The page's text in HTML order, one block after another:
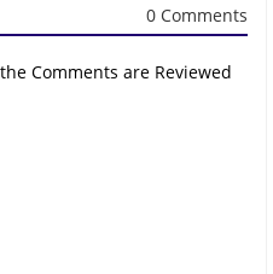
0 Comments
Comments are Reviewed